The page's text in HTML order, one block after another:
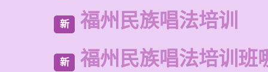
新 福州民族唱法培训
新 福州民族唱法培训班